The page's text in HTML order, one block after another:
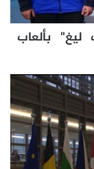
بألعاب